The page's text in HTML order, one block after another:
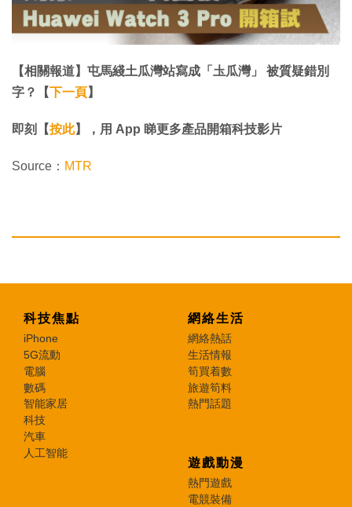
.
【相關報道】屯馬綫土瓜灣站寫成「圡瓜灣」 被質疑錯別
字？【下一頁】
即刻【按此】，用 App 睇更多產品開箱科技影片
Source： MTR
科技焦點
iPhone
5G流動
電腦
數碼
智能家居
科技
汽車
人工智能
網絡生活
網絡熱話
生活情報
筍買着數
旅遊筍料
熱門話題
遊戲動漫
熱門遊戲
電競裝備